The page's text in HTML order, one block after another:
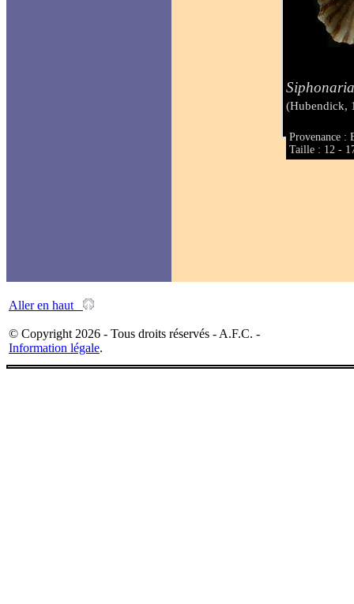
(Hubendick,
Provenance :
Taille : 12 -
Aller en haut
© Copyright 2026 - Tous droits réservés - A.F.C. -
Information légale.